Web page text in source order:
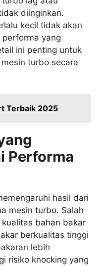
diinginkan.
kecil tidak akan
yang
ini penting untuk
turbo secara
Terbaik 2025
Performa
hasil dari
mesin turbo. Salah
bahan bakar
berkualitas tinggi
lebih
risiko knocking yang